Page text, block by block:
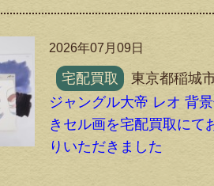
2026年07月09日
宅配買取
東京都稲城
ジャングル大帝 レオ 背
きセル画を宅配買取にて
りいただきました